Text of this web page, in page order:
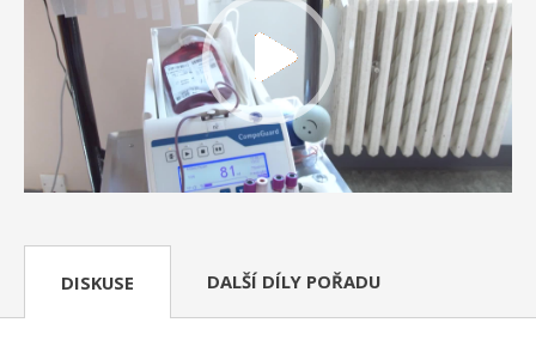
DISKUSE DALŠÍ DÍLY POŘADU